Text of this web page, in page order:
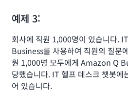
예제 3:
회사에 직원 1,000명이 있습니다.
Business를 사용하여 직원의 질문
원 1,000명 모두에게 Amazon Q
당했습니다. IT 헬프 데스크 챗봇에
어 있습니다.